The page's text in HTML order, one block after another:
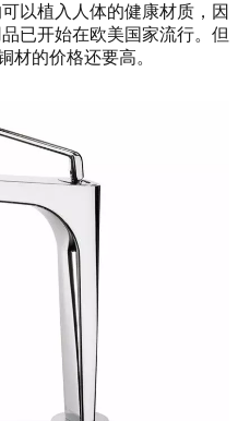
以植入人体的健康材质，因
已开始在欧美国家流行。但
材的价格还要高。